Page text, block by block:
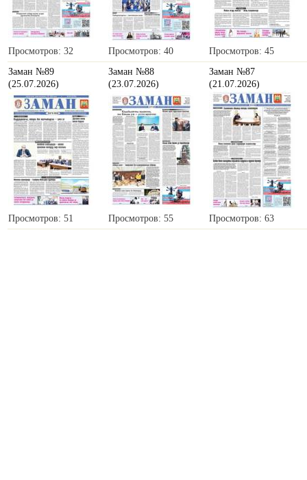
Просмотров: 32 Просмотров: 40
Просмотров: 45
Заман №89
(25.07.2026)
Просмотров: 51
Заман №88
(23.07.2026)
Просмотров: 55
Заман №87
(21.07.2026)
Просмотров: 63